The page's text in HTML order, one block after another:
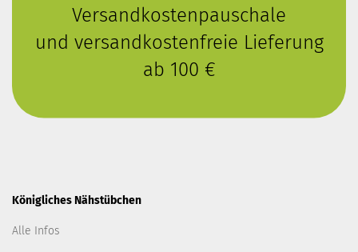
Versandkostenpauschale
und versandkostenfreie Lieferung
ab 100 €
Königliches Nähstübchen
Alle Infos